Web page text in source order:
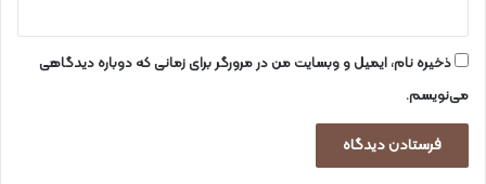
ذخیره نام، ایمیل و وبسایت من در مرورگر برای زمانی که دوباره دیدگاهی
می‌نویسم.